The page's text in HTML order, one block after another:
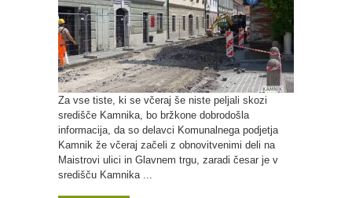
Za vse tiste, ki se včeraj še niste peljali skozi
središče Kamnika, bo bržkone dobrodošla
informacija, da so delavci Komunalnega podjetja
Kamnik že včeraj začeli z obnovitvenimi deli na
Maistrovi ulici in Glavnem trgu, zaradi česar je v
središču Kamnika ...